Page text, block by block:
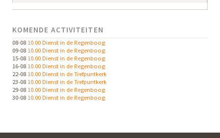
KOMENDE ACTIVITEITEN
08-08 10.00 Dienst in de Regenboog
09-08 10.00 Dienst in de Regenboog
15-08 10.00 Dienst in de Regenboog
16-08 10.00 Dienst in de Regenboog
22-08 10.00 Dienst in de Trefpuntkerk
23-08 10.00 Dienst in de Trefpuntkerk
29-08 10.00 Dienst in de Regenboog
30-08 10.00 Dienst in de Regenboog